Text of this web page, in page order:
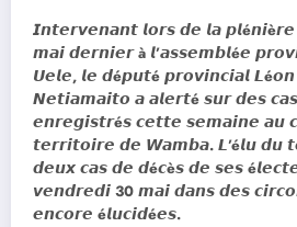
𝙄𝙣𝙩𝙚𝙧𝙫𝙚𝙣𝙖𝙣𝙩 𝙡𝙤𝙧𝙨 𝙙𝙚 𝙡𝙖
𝙢𝙖𝙞 𝙙𝙚𝙧𝙣𝙞𝙚𝙧 à 𝙡’𝙖𝙨𝙨𝙚𝙢𝙗𝙡é𝙚
𝙐𝙚𝙡𝙚, 𝙡𝙚 𝙙é𝙥𝙪𝙩é 𝙥𝙧𝙤𝙫𝙞𝙣𝙘𝙞𝙖𝙡
𝙉𝙚𝙩𝙞𝙖𝙢𝙖𝙞𝙩𝙤 𝙖 𝙖𝙡𝙚𝙧𝙩é 𝙨𝙪𝙧 𝙙𝙚𝙨 𝙘𝙖𝙨
𝙚𝙣𝙧𝙚𝙜𝙞𝙨𝙩𝙧é𝙨 𝙘𝙚𝙩𝙩𝙚 𝙨𝙚𝙢𝙖𝙞𝙣𝙚 𝙖𝙪
𝙩𝙚𝙧𝙧𝙞𝙩𝙤𝙞𝙧𝙚 𝙙𝙚 𝙒𝙖𝙢𝙗𝙖. 𝙇’é𝙡𝙪 𝙙𝙪
𝙙𝙚𝙪𝙭 𝙘𝙖𝙨 𝙙𝙚 𝙙é𝙘è𝙨 𝙙𝙚 𝙨𝙚𝙨
𝙫𝙚𝙣𝙙𝙧𝙚𝙙𝙞 30 𝙢𝙖𝙞 𝙙𝙖𝙣𝙨 𝙙𝙚𝙨
𝙚𝙣𝙘𝙤𝙧𝙚 é𝙡𝙪𝙘𝙞𝙙é𝙚𝙨.